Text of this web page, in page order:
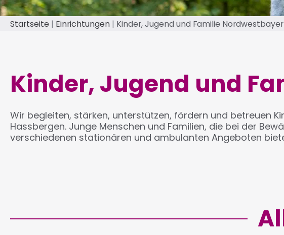
Startseite Einrichtungen Kinder, Jugend und Familie
Kinder, Jugend und
Wir begleiten, stärken, unterstützen, fördern und betreuen
Hassbergen. Junge Menschen und Familien, die bei der
verschiedenen stationären und ambulanten Angeboten